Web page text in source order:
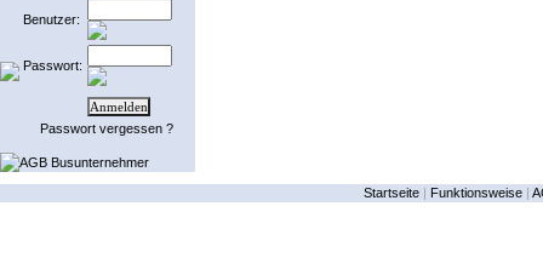
Benutzer:
Passwort:
Passwort vergessen ?
AGB Busunternehmer
Startseite | Funktionsweise |